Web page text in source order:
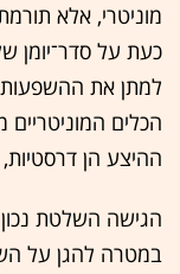
מוניטרי, אלא
כעת על סדר־יומן
למתן את ההשפעות
הכלים
ההיצע הן
הגישה השלטת נכון
במטרה להגן על